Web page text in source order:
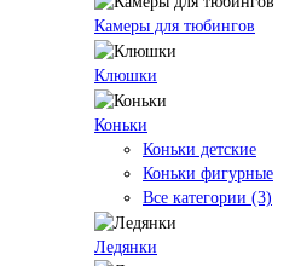
Камеры для тюбингов
Клюшки
Коньки
Коньки детские
Коньки фигурные
Все категории (3)
Ледянки